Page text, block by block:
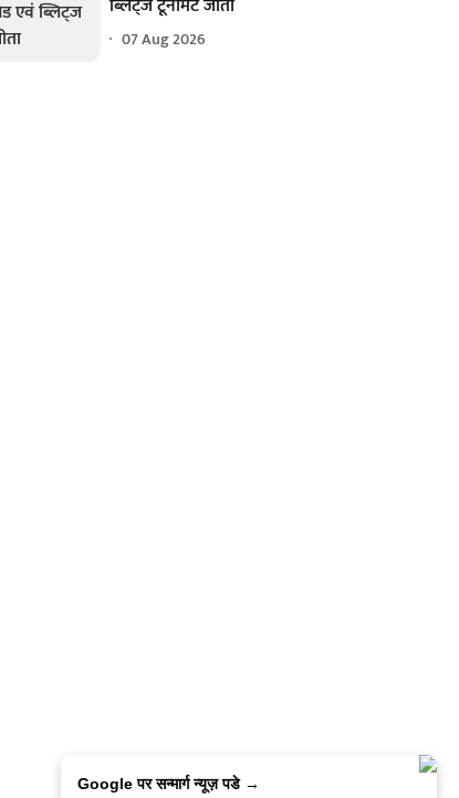
ब्लिट्ज टूर्नामेंट जीता
07 Aug 2026
Google पर सन्मार्ग न्यूज़ पडे →